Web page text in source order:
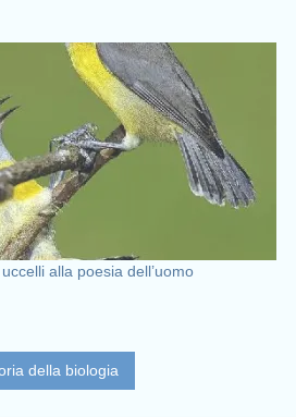
alla poesia dell’uomo
della biologia